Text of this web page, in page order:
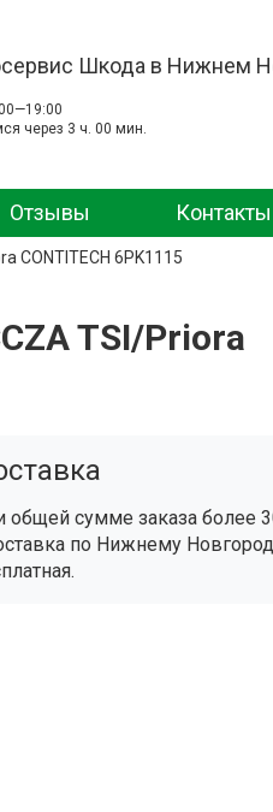
Шкода в Нижнем
через 3 ч. 00 мин.
Отзывы Контакты
CONTITECH 6PK1115
TSI/Priora
общей сумме заказа более
по Нижнему